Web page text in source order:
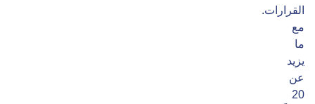
القرارات.
مع
ما
يزيد
عن
20